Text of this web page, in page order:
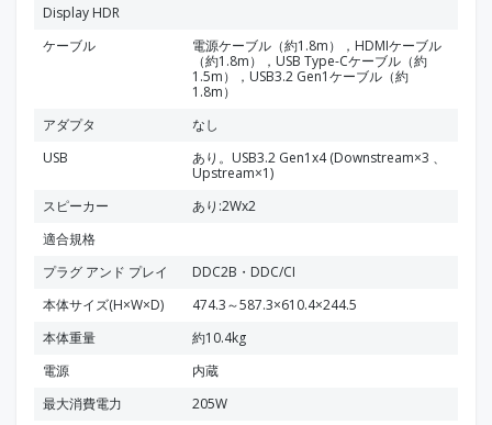
Display HDR
ケーブル
電源ケーブル（約1.8m），HDMIケーブル
（約1.8m），USB Type-Cケーブル（約
1.5m），USB3.2 Gen1ケーブル（約
1.8m）
アダプタ
なし
USB
あり。USB3.2 Gen1x4 (Downstream×3 、
Upstream×1)
スピーカー
あり:2Wx2
適合規格
プラグ アンド プレイ
DDC2B・DDC/CI
本体サイズ(H×W×D)
474.3～587.3×610.4×244.5
本体重量
約10.4kg
電源
内蔵
最大消費電力
205W